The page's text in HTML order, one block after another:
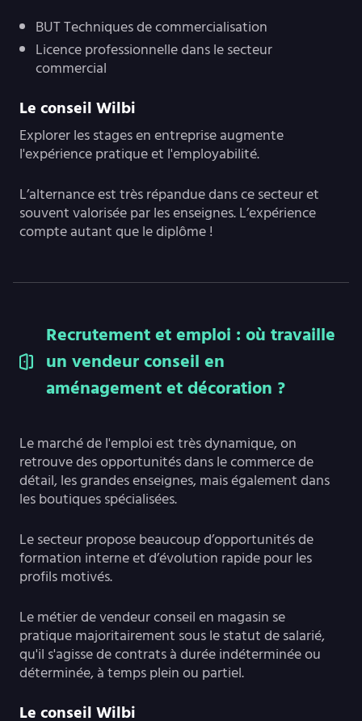
BUT Techniques de commercialisation
Licence professionnelle dans le secteur
commercial
Le conseil Wilbi
Explorer les stages en entreprise augmente
l'expérience pratique et l'employabilité.
L’alternance est très répandue dans ce secteur et
souvent valorisée par les enseignes. L’expérience
compte autant que le diplôme !
Recrutement et emploi : où travaille
un vendeur conseil en
aménagement et décoration ?
Le marché de l'emploi est très dynamique, on
retrouve des opportunités dans le commerce de
détail, les grandes enseignes, mais également dans
les boutiques spécialisées.
Le secteur propose beaucoup d’opportunités de
formation interne et d’évolution rapide pour les
profils motivés.
Le métier de vendeur conseil en magasin se
pratique majoritairement sous le statut de salarié,
qu'il s'agisse de contrats à durée indéterminée ou
déterminée, à temps plein ou partiel.
Le conseil Wilbi